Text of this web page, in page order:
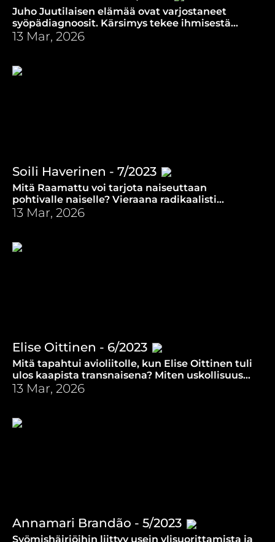
Juho Juutilaisen elämää ovat varjostaneet
syöpädiagnoosit. Kärsimys tekee ihmisestä
helposti Jumalalle vihaisen. Juutilaisen kohdalla
13 Mar, 2026
Soili Haverinen - 7/2023
Mitä Raamattu voi tarjota naiseuttaan
pohtivalle naiselle? Vieraana radikaalisti
konservatiivinen teologi Soili Haverinen.
13 Mar, 2026
Elise Oittinen - 6/2023
Mitä tapahtui avioliitolle, kun Elise Oittinen tuli
ulos kaapista transnaisena? Miten uskollisuus
omalle itselle ja uskollisuus Jumalalle sopivat
yhteen?
13 Mar, 2026
Annamari Brandão - 5/2023
Syömishäiriöihin liittyy usein ylisuorittamista ja